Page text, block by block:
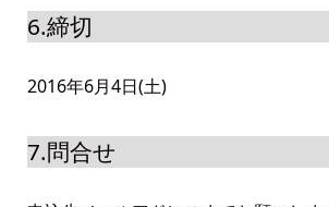
6.締切
2016年6月4日(土)
7.問合せ